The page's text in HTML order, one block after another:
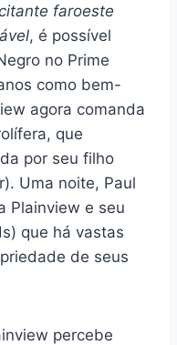
faroeste
, é possível
no Prime
como bem-
agora comanda
que
por seu filho
Uma noite, Paul
Plainview e seu
que há vastas
de seus
percebe